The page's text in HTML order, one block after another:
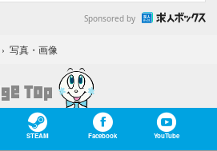
Sponsored by
› 写真・画像
STEAM Facebook YouTube